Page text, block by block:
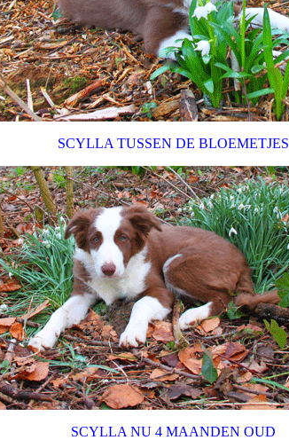
SCYLLA TUSSEN DE BLOEMETJES
SCYLLA NU 4 MAANDEN OUD